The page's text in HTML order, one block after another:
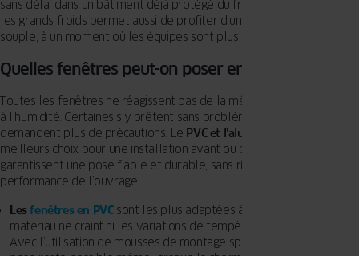
sans délai dans un bâtiment déjà protégé du froid. Intervenir avant
les grands froids permet aussi de profiter d’un calendrier plus
souple, à un moment où les équipes sont plus disponibles.
Quelles fenêtres peut-on poser en hiver ?
Toutes les fenêtres ne réagissent pas de la même façon au froid et
à l’humidité. Certaines s’y prêtent sans problème, d’autres
demandent plus de précautions. Le PVC et l’aluminium
meilleurs choix pour une installation avant ou pendant l’hiver : ils
garantissent une pose fiable et durable, sans risque pour la
performance de l’ouvrage.
Lesfenêtres en PVCsont les plus adaptées à la pose hivernale. Le
matériau ne craint ni les variations de température ni l’humidité.
Avec l’utilisation de mousses de montage spéciales « hiver », la